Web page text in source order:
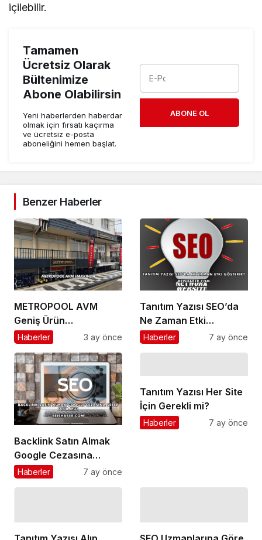
içilebilir.
Tamamen
Ücretsiz Olarak
Bültenimize
Abone Olabilirsin
Yeni haberlerden haberdar
olmak için fırsatı kaçırma
ve ücretsiz e-posta
aboneliğini hemen başlat.
ABONE OL
Benzer Haberler
METROPOOL AVM
Geniş Ürün
Yelpazesiyle Dikkat
Ediyor!
Haberler 3 ay önce
Tanıtım Yazısı SEO’da
Ne Zaman Etki
Gösterir?
Haberler 7 ay önce
Backlink Satın Almak
Google Cezasına
Sebep Olur mu?
Haberler 7 ay önce
Tanıtım Yazısı Her Site
İçin Gerekli mi?
Haberler 7 ay önce